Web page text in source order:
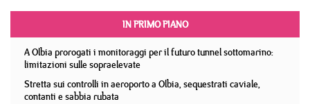
IN PRIMO PIANO
A Olbia prorogati i monitoraggi per il futuro tunnel sottomarino:
limitazioni sulle sopraelevate
Stretta sui controlli in aeroporto a Olbia, sequestrati caviale,
contanti e sabbia rubata